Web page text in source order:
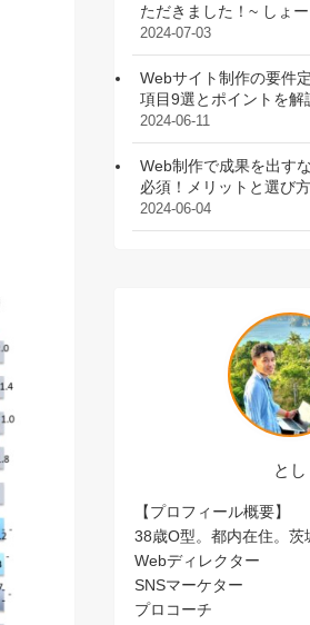
ただきました！~ しょ
2024-07-03
Webサイト制作の要件
項目9選とポイントを解
2024-06-11
Web制作で成果を出す
必須！メリットと選び
2024-06-04
とし
【プロフィール概要】
38歳O型。都内在住。茨
Webディレクター
SNSマーケター
プロコーチ